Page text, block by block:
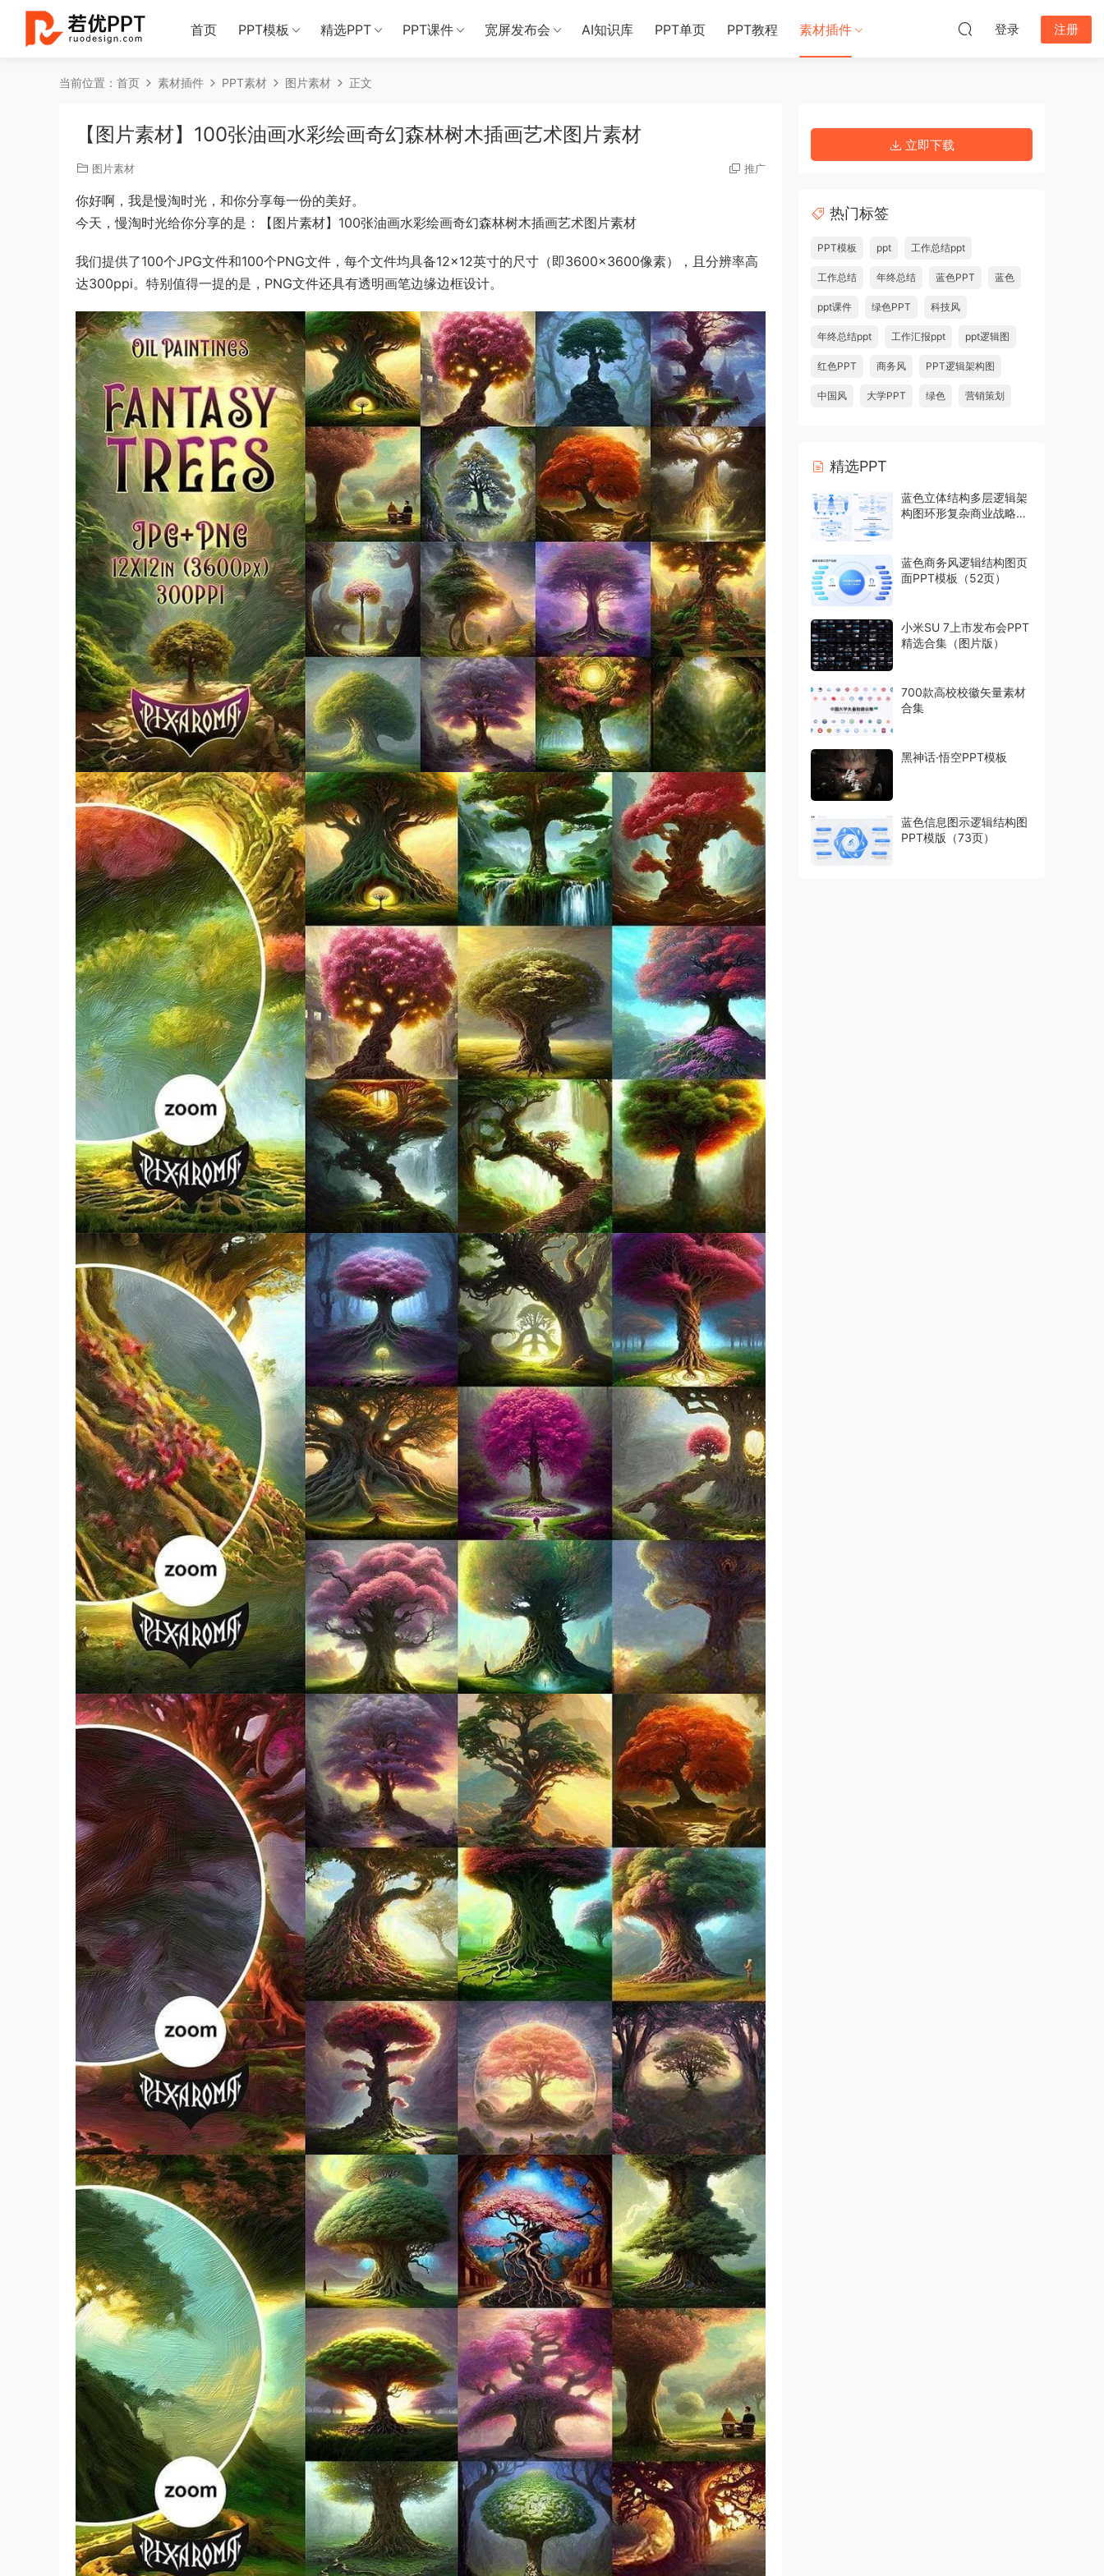
首页 PPT模板 精选PPT PPT课件 宽屏发布会 AI知识库 PPT单页 PPT教程 素材插件 登录 注册
当前位置： 首页 素材插件 PPT素材 图片素材 正文
【图片素材】100张油画水彩绘画奇幻森林树木插画艺术图片素材
图片素材 推广
你好啊，我是慢淘时光，和你分享每一份的美好。
今天，慢淘时光给你分享的是：【图片素材】100张油画水彩绘画奇幻森林树木插画艺术图片素材
我们提供了100个JPG文件和100个PNG文件，每个文件均具备12×12英寸的尺寸（即3600×3600像素），且分辨率高
达300ppi。特别值得一提的是，PNG文件还具有透明画笔边缘边框设计。
立即下载
热门标签
PPT模板 ppt 工作总结ppt
工作总结 年终总结 蓝色PPT 蓝色
ppt课件 绿色PPT 科技风
年终总结ppt 工作汇报ppt ppt逻辑图
红色PPT 商务风 PPT逻辑架构图
中国风 大学PPT 绿色 营销策划
精选PPT
蓝色立体结构多层逻辑架
构图环形复杂商业战略模
蓝色商务风逻辑结构图页
面PPT模板（52页）
小米SU 7上市发布会PPT
精选合集（图片版）
700款高校校徽矢量素材
合集
黑神话·悟空PPT模板
蓝色信息图示逻辑结构图
PPT模版（73页）